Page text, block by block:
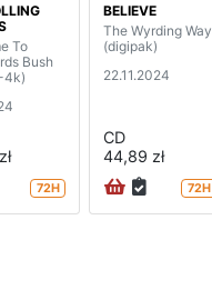
To
Bush
4k)
72H
BELIEVE
The Wyrding Way
(digipak)
22.11.2024
CD
44,89 zł
72H